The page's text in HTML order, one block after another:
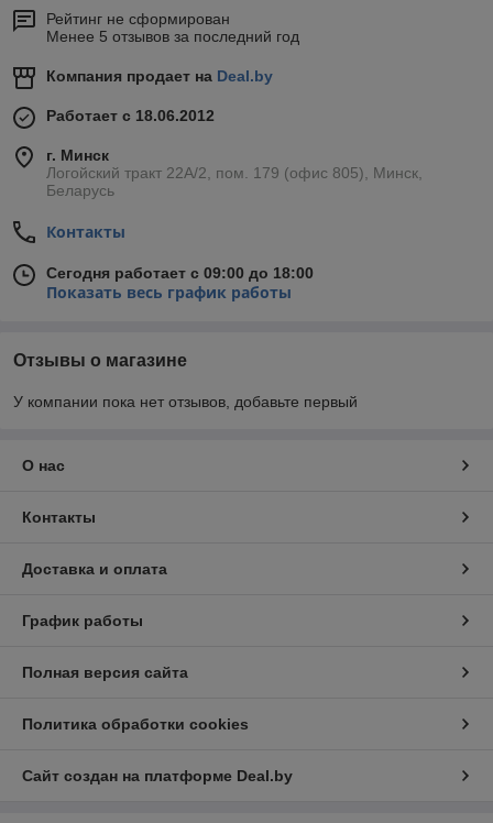
Рейтинг не сформирован
Менее 5 отзывов за последний год
Компания продает на Deal.by
Работает с 18.06.2012
г. Минск
Логойский тракт 22А/2, пом. 179 (офис 805), Минск,
Беларусь
Контакты
Сегодня работает с 09:00 до 18:00
Показать весь график работы
Отзывы о магазине
У компании пока нет отзывов, добавьте первый
О нас
Контакты
Доставка и оплата
График работы
Полная версия сайта
Политика обработки cookies
Сайт создан на платформе Deal.by